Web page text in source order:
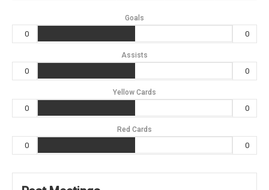
Goals
0 0
Assists
0 0
Yellow Cards
0 0
Red Cards
0 0